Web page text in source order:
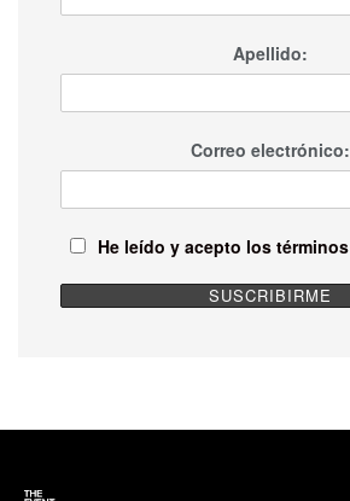
Apellido:
Correo electrónico:
He leído y acepto los